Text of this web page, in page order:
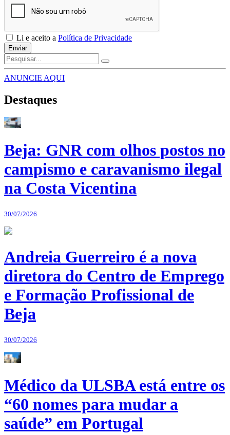
Li e aceito a Política de Privacidade
Enviar
ANUNCIE AQUI
Destaques
Beja: GNR com olhos postos no
campismo e caravanismo ilegal
na Costa Vicentina
30/07/2026
Andreia Guerreiro é a nova
diretora do Centro de Emprego
e Formação Profissional de
Beja
30/07/2026
Médico da ULSBA está entre os
“60 nomes para mudar a
saúde” em Portugal